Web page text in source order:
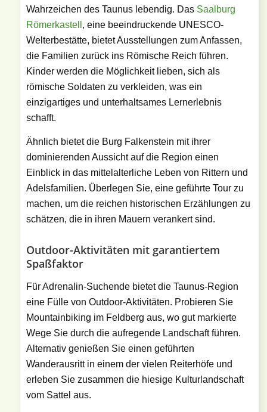
Wahrzeichen des Taunus lebendig. Das Saalburg
Römerkastell , eine beeindruckende UNESCO-
Welterbestätte, bietet Ausstellungen zum Anfassen,
die Familien zurück ins Römische Reich führen.
Kinder werden die Möglichkeit lieben, sich als
römische Soldaten zu verkleiden, was ein
einzigartiges und unterhaltsames Lernerlebnis
schafft.
Ähnlich bietet die Burg Falkenstein mit ihrer
dominierenden Aussicht auf die Region einen
Einblick in das mittelalterliche Leben von Rittern und
Adelsfamilien. Überlegen Sie, eine geführte Tour zu
machen, um die reichen historischen Erzählungen zu
schätzen, die in ihren Mauern verankert sind.
Outdoor-Aktivitäten mit garantiertem
Spaßfaktor
Für Adrenalin-Suchende bietet die Taunus-Region
eine Fülle von Outdoor-Aktivitäten. Probieren Sie
Mountainbiking im Feldberg aus, wo gut markierte
Wege Sie durch die aufregende Landschaft führen.
Alternativ genießen Sie einen geführten
Wanderausritt in einem der vielen Reiterhöfe und
erleben Sie zusammen die hiesige Kulturlandschaft
vom Sattel aus.